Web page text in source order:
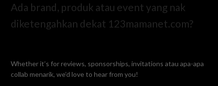
Ada brand, produk atau event yang nak
diketengahkan dekat 123mamanet.com?
Whether it’s for reviews, sponsorships, invitations atau apa-apa
collab menarik, we’d love to hear from you!